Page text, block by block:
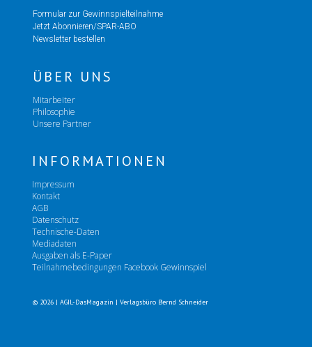
Formular zur Gewinnspielteilnahme
Jetzt Abonnieren/SPAR-ABO
Newsletter bestellen
ÜBER UNS
Mitarbeiter
Philosophie
Unsere Partner
INFORMATIONEN
Impressum
Kontakt
AGB
Datenschutz
Technische-Daten
Mediadaten
Ausgaben als E-Paper
Teilnahmebedingungen Facebook Gewinnspiel
© 2026 | AGIL-DasMagazin | Verlagsbüro Bernd Schneider